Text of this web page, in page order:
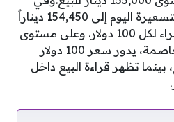
إسكان أربيل، انخفضت التسعيرة اليوم إلى 154,450 ديناراً
للبيع و154,200 دينار للشراء لكل 100 دولار. وعلى مستوى
التداولات الفعلية داخل العاصمة، يدور سعر 100 دولار
للبيع، بينما تظهر قراءة البيع داخل